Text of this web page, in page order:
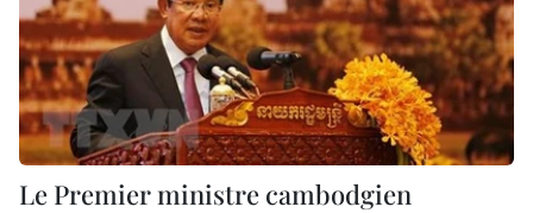
Le Premier ministre cambodgien